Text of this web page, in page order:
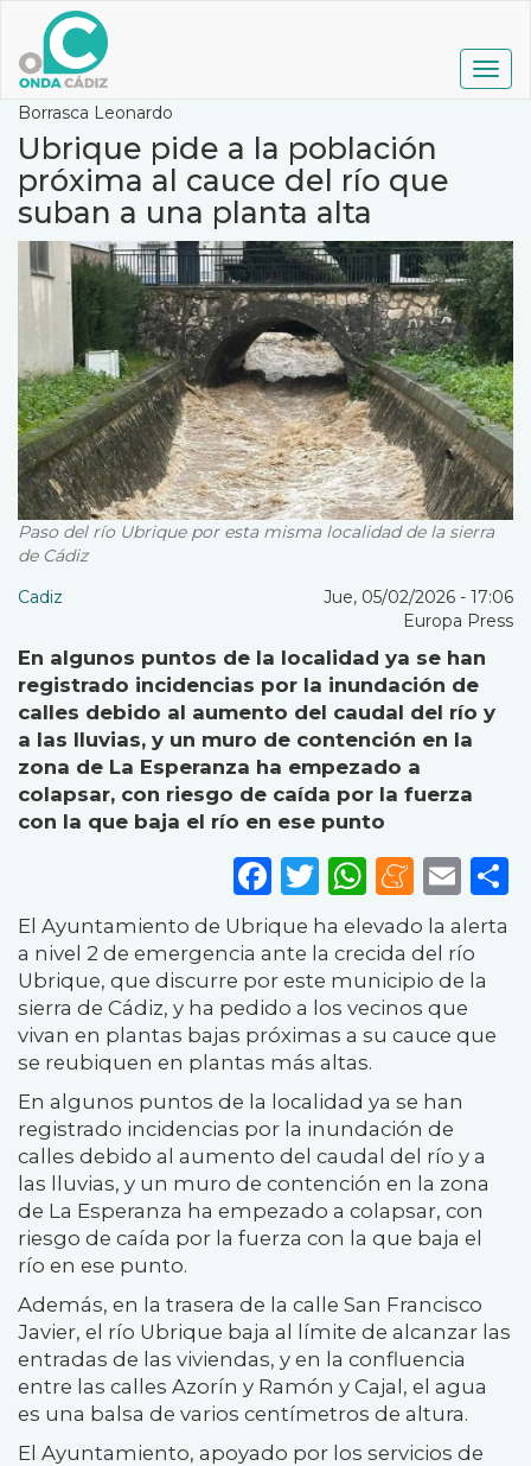
contenido
principal
Borrasca Leonardo
Ubrique pide a la población
próxima al cauce del río que
suban a una planta alta
Paso del río Ubrique por esta misma localidad de la sierra
de Cádiz
Cadiz
Jue, 05/02/2026 - 17:06
Europa Press
En algunos puntos de la localidad ya se han
registrado incidencias por la inundación de
calles debido al aumento del caudal del río y
a las lluvias, y un muro de contención en la
zona de La Esperanza ha empezado a
colapsar, con riesgo de caída por la fuerza
con la que baja el río en ese punto
Facebook
Twitter
El Ayuntamiento de Ubrique ha elevado la alerta
a nivel 2 de emergencia ante la crecida del río
Ubrique, que discurre por este municipio de la
sierra de Cádiz, y ha pedido a los vecinos que
vivan en plantas bajas próximas a su cauce que
se reubiquen en plantas más altas.
En algunos puntos de la localidad ya se han
registrado incidencias por la inundación de
calles debido al aumento del caudal del río y a
las lluvias, y un muro de contención en la zona
de La Esperanza ha empezado a colapsar, con
riesgo de caída por la fuerza con la que baja el
río en ese punto.
Además, en la trasera de la calle San Francisco
Javier, el río Ubrique baja al límite de alcanzar las
entradas de las viviendas, y en la confluencia
entre las calles Azorín y Ramón y Cajal, el agua
es una balsa de varios centímetros de altura.
El Ayuntamiento, apoyado por los servicios de